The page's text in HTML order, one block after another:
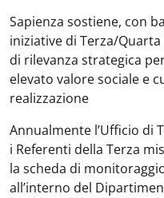
Sapienza sostiene, con
iniziative di Terza/
di rilevanza strategica
elevato valore sociale e
realizzazione
Annualmente l’Ufficio di
i Referenti della Terza
la scheda di
all’interno del